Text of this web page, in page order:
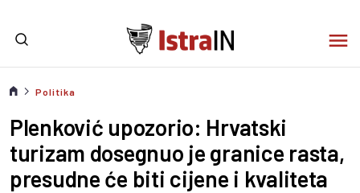
Politika
Plenković upozorio: Hrvatski
turizam dosegnuo je granice rasta,
presudne će biti cijene i kvaliteta